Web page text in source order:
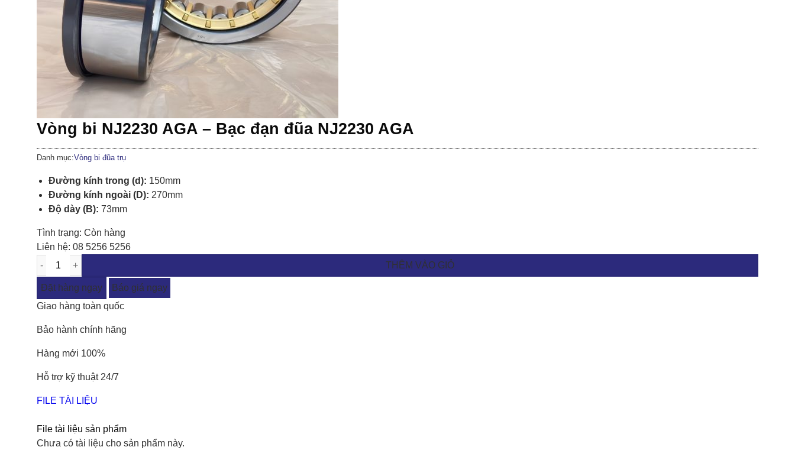
Vòng bi NJ2230 AGA – Bạc đạn đũa NJ2230 AGA
Danh mục:Vòng bi đũa trụ
Đường kính trong (d): 150mm
Đường kính ngoài (D): 270mm
Độ dày (B): 73mm
Tình trạng: Còn hàng
Liên hệ: 08 5256 5256
THÊM VÀO GIỎ
Đặt hàng ngay
Báo giá ngay
Giao hàng toàn quốc
Bảo hành chính hãng
Hàng mới 100%
Hỗ trợ kỹ thuật 24/7
FILE TÀI LIỆU
File tài liệu sản phẩm
Chưa có tài liệu cho sản phẩm này.